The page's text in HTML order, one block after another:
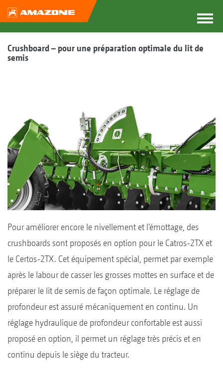
Crushboard – pour une préparation optimale du lit de
semis
Pour améliorer encore le nivellement et l’émottage, des
crushboards sont proposés en option pour le Catros-2TX et
le Certos-2TX. Cet équipement spécial, permet par exemple
après le labour de casser les grosses mottes en surface et de
préparer le lit de semis de façon optimale. Le réglage de
profondeur est assuré mécaniquement en continu. Un
réglage hydraulique de profondeur confortable est aussi
proposé en option, il permet un réglage très précis et en
continu depuis le siège du tracteur.